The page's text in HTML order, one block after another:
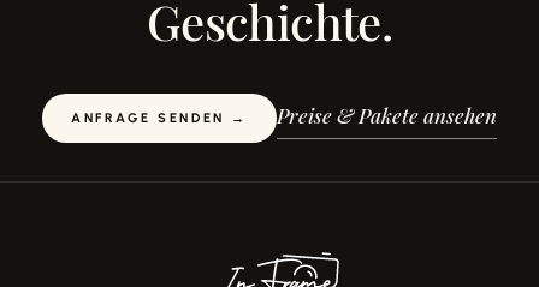
Geschichte.
ANFRAGE SENDEN → Preise & Pakete ansehen